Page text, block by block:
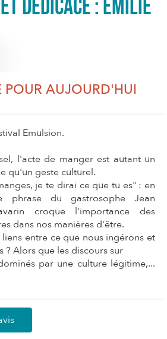
Dédicace : Emilie
POUR AUJOURD'HUI
Emulsion.
l'acte de manger est autant un
qu'un geste culturel.
je te dirai ce que tu es" : en
phrase du gastrosophe Jean
croque l'importance des
dans nos manières d'être.
entre ce que nous ingérons et
? Alors que les discours sur
par une culture légitime,...